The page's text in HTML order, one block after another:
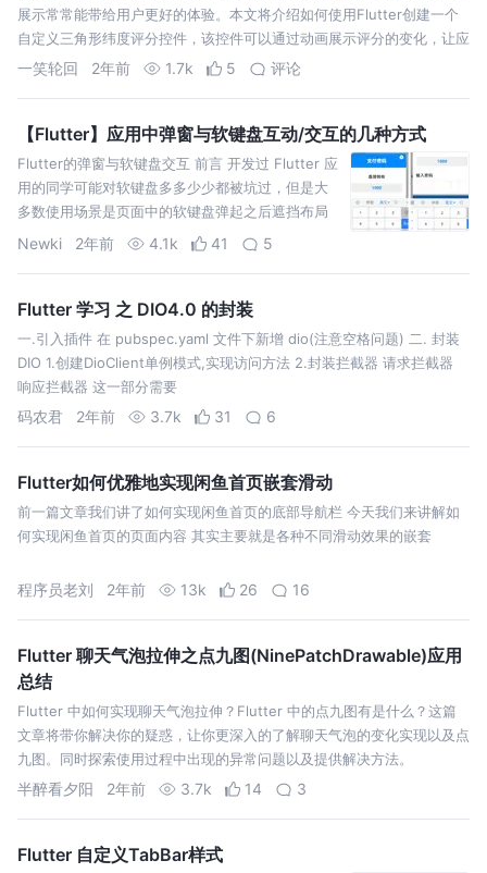
展示常常能带给用户更好的体验。本文将介绍如何使用Flutter创建一个
自定义三角形纬度评分控件，该控件可以通过动画展示评分的变化，让应
一笑轮回 2年前 1.7k 5 评论
【Flutter】应用中弹窗与软键盘互动/交互的几种方式
Flutter的弹窗与软键盘交互 前言 开发过 Flutter 应
用的同学可能对软键盘多多少少都被坑过，但是大
多数使用场景是页面中的软键盘弹起之后遮挡布局
的问题，其实也好解决。 主流的方案是加滚动布局
Newki 2年前 4.1k 41 5
Flutter 学习 之 DIO4.0 的封装
一.引入插件 在 pubspec.yaml 文件下新增 dio(注意空格问题) 二. 封装
DIO 1.创建DioClient单例模式,实现访问方法 2.封装拦截器 请求拦截器
响应拦截器 这一部分需要
码农君 2年前 3.7k 31 6
Flutter如何优雅地实现闲鱼首页嵌套滑动
前一篇文章我们讲了如何实现闲鱼首页的底部导航栏 今天我们来讲解如
何实现闲鱼首页的页面内容 其实主要就是各种不同滑动效果的嵌套
程序员老刘 2年前 13k 26 16
Flutter 聊天气泡拉伸之点九图(NinePatchDrawable)应用
总结
Flutter 中如何实现聊天气泡拉伸？Flutter 中的点九图有是什么？这篇
文章将带你解决你的疑惑，让你更深入的了解聊天气泡的变化实现以及点
九图。同时探索使用过程中出现的异常问题以及提供解决方法。
半醉看夕阳 2年前 3.7k 14 3
Flutter 自定义TabBar样式